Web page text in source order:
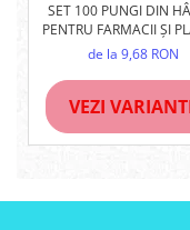
SET 100 PUNGI DIN
PENTRU FARMACII ȘI
ALBE, REZISTENTE
de la 9,68 RON
VEZI